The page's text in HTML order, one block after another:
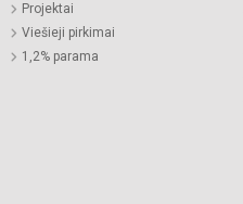
Projektai
Viešieji pirkimai
1,2% parama